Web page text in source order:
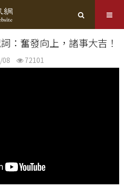
：奮發向上，諸事大吉！
08 72101